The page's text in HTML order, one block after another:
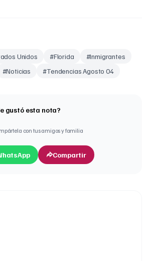
Unidos #Florida #Inmigrantes
#Noticias #Tendencias Agosto 04
gustó esta nota?
con tus amigos y familia
Compartir